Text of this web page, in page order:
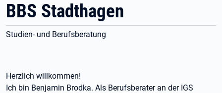
BBS Stadthagen
Studien- und Berufsberatung
Herzlich willkommen!
Ich bin Benjamin Brodka. Als Berufsberater an der IGS